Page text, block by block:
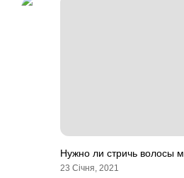
Нужно ли стричь волосы
23 Січня, 2021